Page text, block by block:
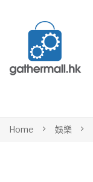
Home 娛樂